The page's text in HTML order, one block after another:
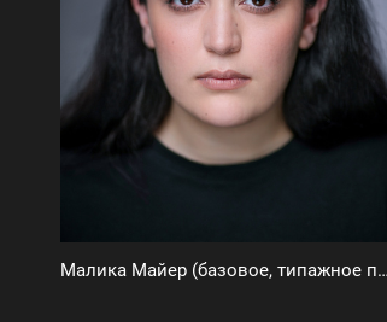
Малика Майер (базовое, типажное портфолио и видеовизитка)